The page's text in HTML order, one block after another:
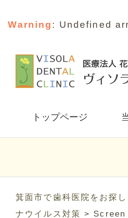
Warning: Undefined
トップページ
箕面市で歯科医院をお探
ナウイルス対策 >